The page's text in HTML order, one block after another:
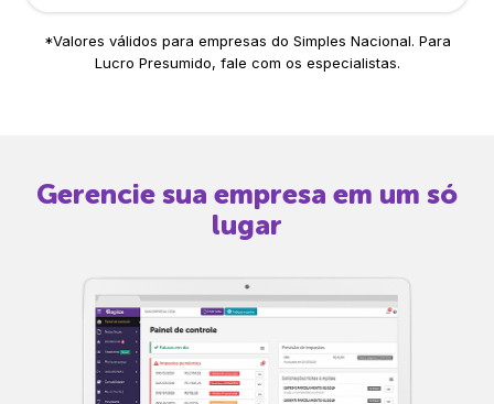
*Valores válidos para empresas do Simples Nacional. Para
Lucro Presumido, fale com os especialistas.
Gerencie sua empresa em um só
lugar